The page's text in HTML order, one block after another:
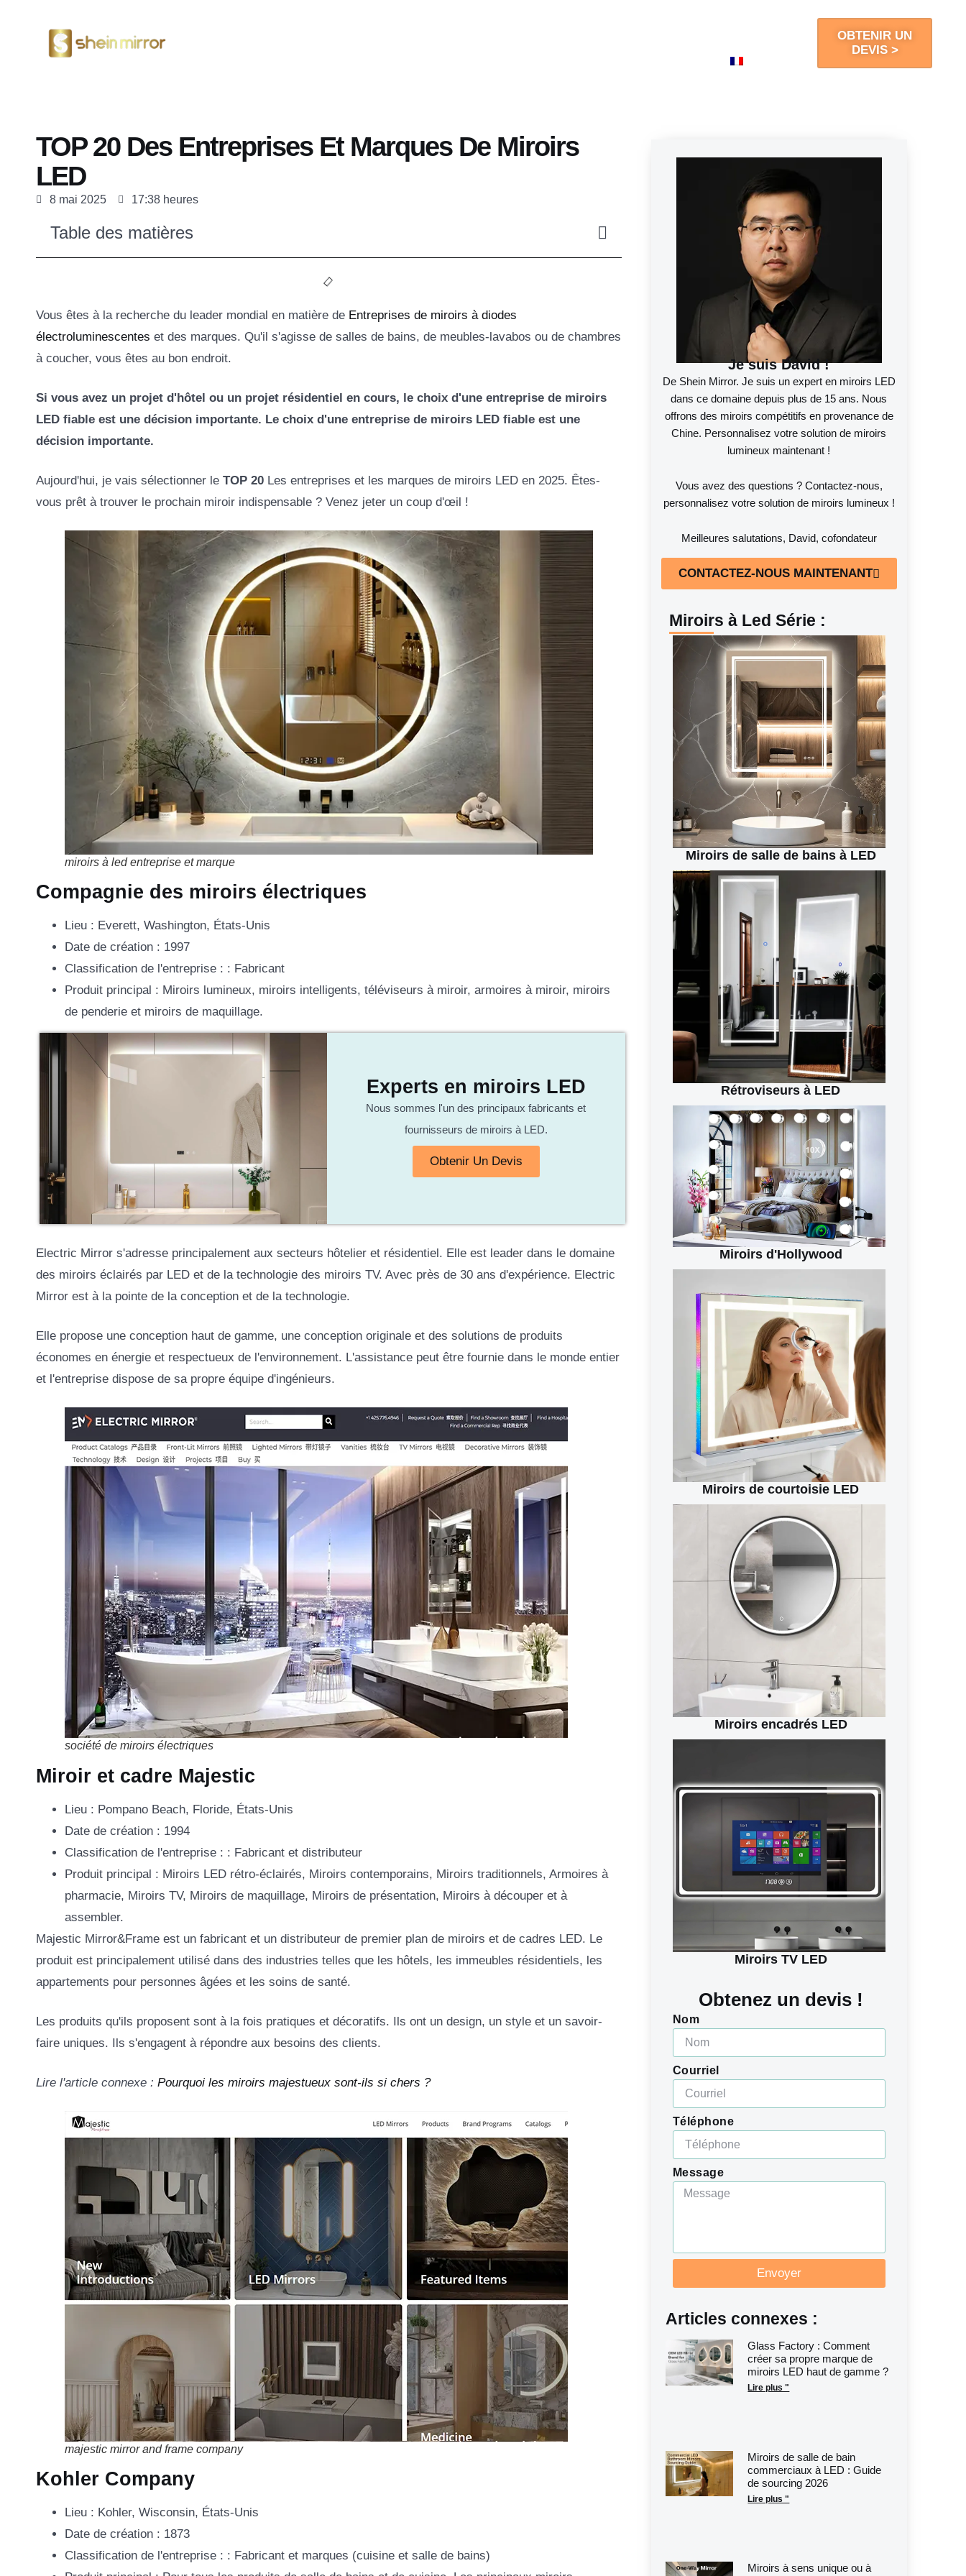
OBTENIR UN
DEVIS >
TOP 20 Des Entreprises Et Marques De Miroirs
LED
8 mai 2025 17:38 heures
Table des matières
Vous êtes à la recherche du leader mondial en matière de Entreprises de miroirs à diodes
électroluminescentes et des marques. Qu'il s'agisse de salles de bains, de meubles-lavabos ou de chambres
à coucher, vous êtes au bon endroit.
Si vous avez un projet d'hôtel ou un projet résidentiel en cours, le choix d'une entreprise de miroirs
LED fiable est une décision importante. Le choix d'une entreprise de miroirs LED fiable est une
décision importante.
Aujourd'hui, je vais sélectionner le TOP 20 Les entreprises et les marques de miroirs LED en 2025. Êtes-
vous prêt à trouver le prochain miroir indispensable ? Venez jeter un coup d'œil !
miroirs à led entreprise et marque
Compagnie des miroirs électriques
Lieu : Everett, Washington, États-Unis
Date de création : 1997
Classification de l'entreprise : : Fabricant
Produit principal : Miroirs lumineux, miroirs intelligents, téléviseurs à miroir, armoires à miroir, miroirs
de penderie et miroirs de maquillage.
Experts en miroirs LED
Nous sommes l'un des principaux fabricants et
fournisseurs de miroirs à LED.
Obtenir Un Devis
Electric Mirror s'adresse principalement aux secteurs hôtelier et résidentiel. Elle est leader dans le domaine
des miroirs éclairés par LED et de la technologie des miroirs TV. Avec près de 30 ans d'expérience. Electric
Mirror est à la pointe de la conception et de la technologie.
Elle propose une conception haut de gamme, une conception originale et des solutions de produits
économes en énergie et respectueux de l'environnement. L'assistance peut être fournie dans le monde entier
et l'entreprise dispose de sa propre équipe d'ingénieurs.
société de miroirs électriques
Miroir et cadre Majestic
Lieu : Pompano Beach, Floride, États-Unis
Date de création : 1994
Classification de l'entreprise : : Fabricant et distributeur
Produit principal : Miroirs LED rétro-éclairés, Miroirs contemporains, Miroirs traditionnels, Armoires à
pharmacie, Miroirs TV, Miroirs de maquillage, Miroirs de présentation, Miroirs à découper et à
assembler.
Majestic Mirror&Frame est un fabricant et un distributeur de premier plan de miroirs et de cadres LED. Le
produit est principalement utilisé dans des industries telles que les hôtels, les immeubles résidentiels, les
appartements pour personnes âgées et les soins de santé.
Les produits qu'ils proposent sont à la fois pratiques et décoratifs. Ils ont un design, un style et un savoir-
faire uniques. Ils s'engagent à répondre aux besoins des clients.
Lire l'article connexe : Pourquoi les miroirs majestueux sont-ils si chers ?
majestic mirror and frame company
Kohler Company
Lieu : Kohler, Wisconsin, États-Unis
Date de création : 1873
Classification de l'entreprise : : Fabricant et marques (cuisine et salle de bains)
Je suis David !
De Shein Mirror. Je suis un expert en miroirs LED
dans ce domaine depuis plus de 15 ans. Nous
offrons des miroirs compétitifs en provenance de
Chine. Personnalisez votre solution de miroirs
lumineux maintenant !
Vous avez des questions ? Contactez-nous,
personnalisez votre solution de miroirs lumineux !
Meilleures salutations, David, cofondateur
CONTACTEZ-NOUS MAINTENANT
Miroirs à Led Série :
Miroirs de salle de bains à LED
Rétroviseurs à LED
Miroirs d'Hollywood
Miroirs de courtoisie LED
Miroirs encadrés LED
Miroirs TV LED
Obtenez un devis !
Nom
Courriel
Téléphone
Message
Envoyer
Articles connexes :
Glass Factory : Comment
créer sa propre marque de
miroirs LED haut de gamme ?
Lire plus "
Miroirs de salle de bain
commerciaux à LED : Guide
de sourcing 2026
Lire plus "
Miroirs à sens unique ou à